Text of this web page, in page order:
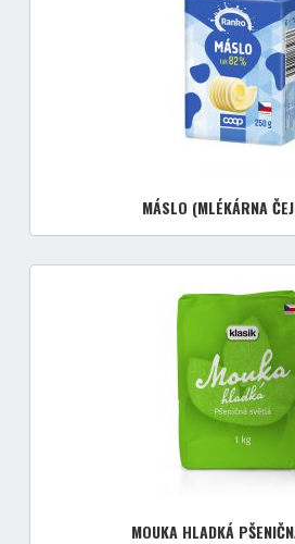
MÁSLO (MLÉKÁRNA
MOUKA HLADKÁ